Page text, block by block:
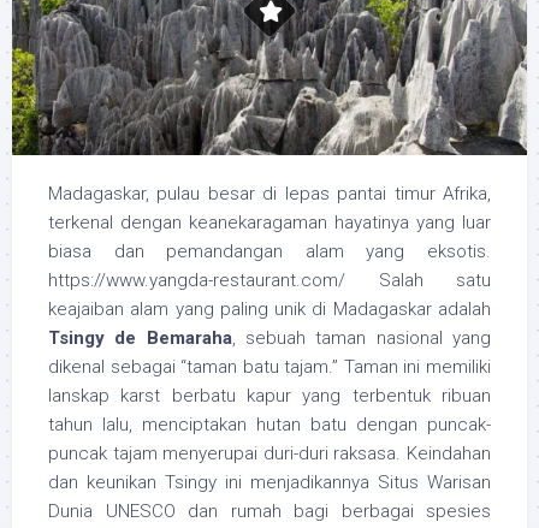
Madagaskar, pulau besar di lepas pantai timur Afrika,
terkenal dengan keanekaragaman hayatinya yang luar
biasa dan pemandangan alam yang eksotis.
https://www.yangda-restaurant.com/ Salah satu
keajaiban alam yang paling unik di Madagaskar adalah
Tsingy de Bemaraha, sebuah taman nasional yang
dikenal sebagai “taman batu tajam.” Taman ini memiliki
lanskap karst berbatu kapur yang terbentuk ribuan
tahun lalu, menciptakan hutan batu dengan puncak-
puncak tajam menyerupai duri-duri raksasa. Keindahan
dan keunikan Tsingy ini menjadikannya Situs Warisan
Dunia UNESCO dan rumah bagi berbagai spesies